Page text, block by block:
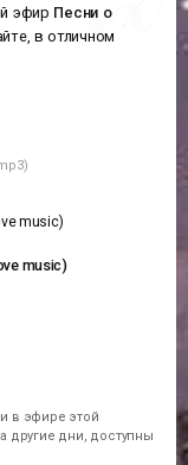
эфир Песни о
в отличном
music)
music)
в эфире этой
другие дни, доступны